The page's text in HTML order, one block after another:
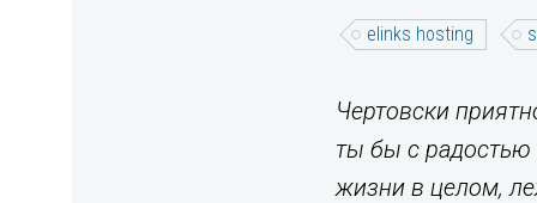
elinks hosting
Чертовски
ты бы с радостью
жизни в целом,